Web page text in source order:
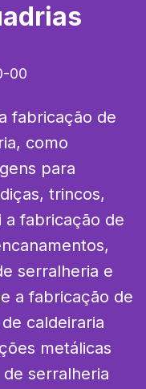
00
fabricação de
como
para
trincos,
fabricação de
serralheria e
a fabricação de
caldeiraria
metálicas
serralheria